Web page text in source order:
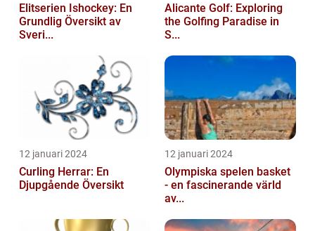
Elitserien Ishockey: En
Grundlig Översikt av
Sveri...
Alicante Golf: Exploring
the Golfing Paradise in
S...
12 januari 2024
Curling Herrar: En
Djupgående Översikt
12 januari 2024
Olympiska spelen basket
- en fascinerande värld
av...